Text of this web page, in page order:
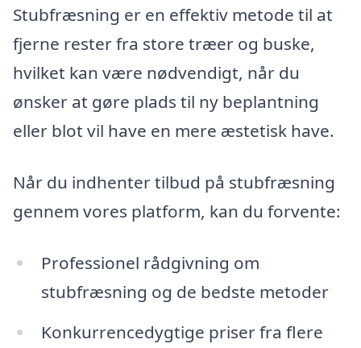
Stubfræsning er en effektiv metode til at
fjerne rester fra store træer og buske,
hvilket kan være nødvendigt, når du
ønsker at gøre plads til ny beplantning
eller blot vil have en mere æstetisk have.
Når du indhenter tilbud på stubfræsning
gennem vores platform, kan du forvente:
Professionel rådgivning om
stubfræsning og de bedste metoder
Konkurrencedygtige priser fra flere